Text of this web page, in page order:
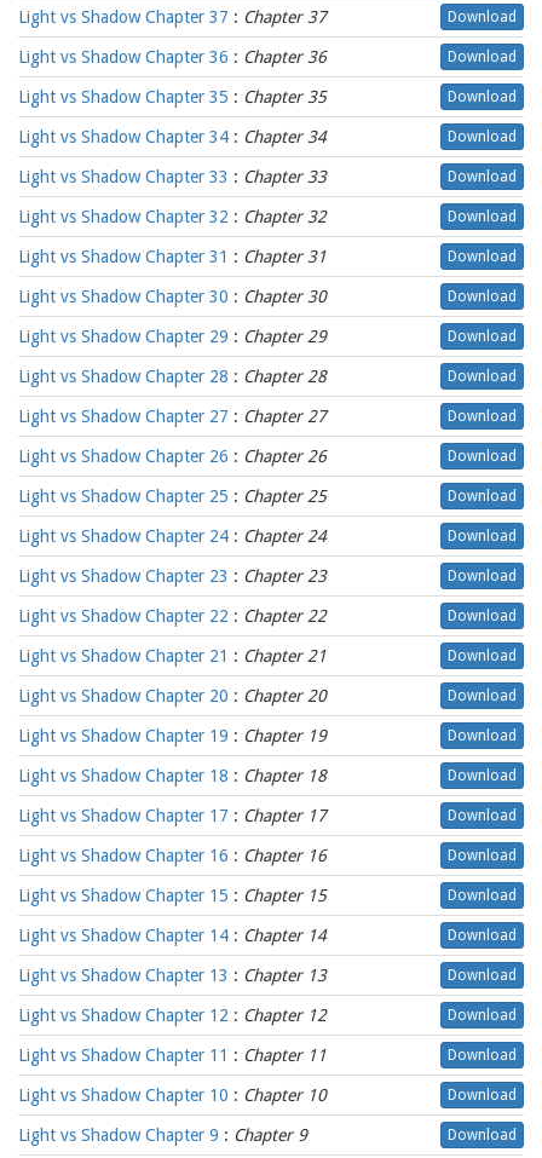
Light vs Shadow Chapter 37 : Chapter 37 Download
Light vs Shadow Chapter 36 : Chapter 36 Download
Light vs Shadow Chapter 35 : Chapter 35 Download
Light vs Shadow Chapter 34 : Chapter 34 Download
Light vs Shadow Chapter 33 : Chapter 33 Download
Light vs Shadow Chapter 32 : Chapter 32 Download
Light vs Shadow Chapter 31 : Chapter 31 Download
Light vs Shadow Chapter 30 : Chapter 30 Download
Light vs Shadow Chapter 29 : Chapter 29 Download
Light vs Shadow Chapter 28 : Chapter 28 Download
Light vs Shadow Chapter 27 : Chapter 27 Download
Light vs Shadow Chapter 26 : Chapter 26 Download
Light vs Shadow Chapter 25 : Chapter 25 Download
Light vs Shadow Chapter 24 : Chapter 24 Download
Light vs Shadow Chapter 23 : Chapter 23 Download
Light vs Shadow Chapter 22 : Chapter 22 Download
Light vs Shadow Chapter 21 : Chapter 21 Download
Light vs Shadow Chapter 20 : Chapter 20 Download
Light vs Shadow Chapter 19 : Chapter 19 Download
Light vs Shadow Chapter 18 : Chapter 18 Download
Light vs Shadow Chapter 17 : Chapter 17 Download
Light vs Shadow Chapter 16 : Chapter 16 Download
Light vs Shadow Chapter 15 : Chapter 15 Download
Light vs Shadow Chapter 14 : Chapter 14 Download
Light vs Shadow Chapter 13 : Chapter 13 Download
Light vs Shadow Chapter 12 : Chapter 12 Download
Light vs Shadow Chapter 11 : Chapter 11 Download
Light vs Shadow Chapter 10 : Chapter 10 Download
Light vs Shadow Chapter 9 : Chapter 9 Download